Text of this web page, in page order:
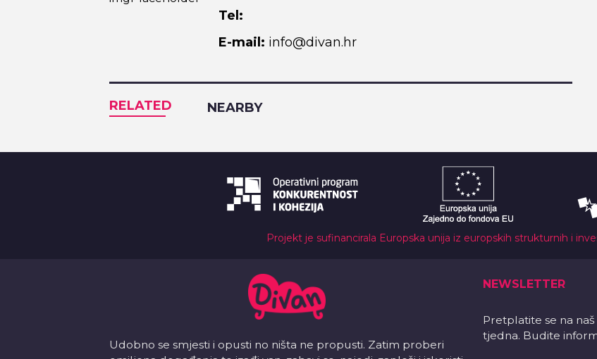
Tel:
E-mail: info@divan.hr
RELATED NEARBY
Projekt je sufinancirala Europska unija iz europskih strukturnih i
Udobno se smjesti i opusti no ništa ne propusti. Zatim proberi
NEWSLETTER
Pretplatite se na
tjedna. Budite